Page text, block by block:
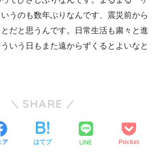
うのも数年ぶりなんです、震災前から
だと思うんです。日常生活も粛々と進
いう日もまた遠からずくるとよいなと
SHARE
ア はてブ LINE Pocket